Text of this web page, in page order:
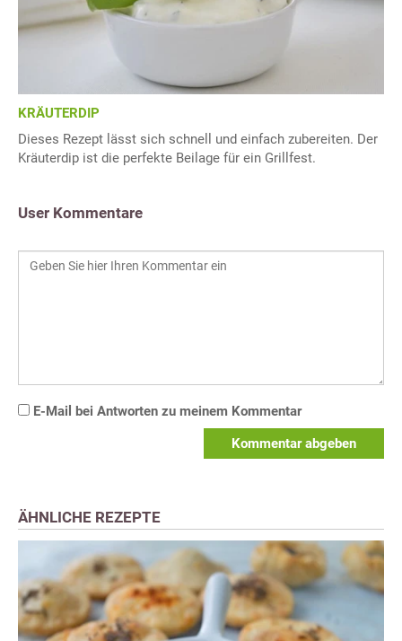
KRÄUTERDIP
Dieses Rezept lässt sich schnell und einfach zubereiten. Der
Kräuterdip ist die perfekte Beilage für ein Grillfest.
User Kommentare
E-Mail bei Antworten zu meinem Kommentar
Kommentar abgeben
ÄHNLICHE REZEPTE